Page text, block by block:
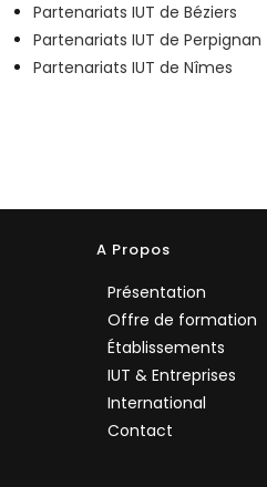
Partenariats IUT de Béziers
Partenariats IUT de Perpignan
Partenariats IUT de Nîmes
A Propos
Présentation
Offre de formation
Établissements
IUT & Entreprises
International
Contact